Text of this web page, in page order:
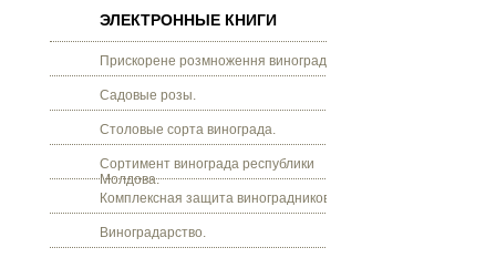
ЭЛЕКТРОННЫЕ КНИГИ
Прискорене розмноження винограду.
Садовые розы.
Столовые сорта винограда.
Сортимент винограда республики
Молдова.
Комплексная защита виноградников.
Виноградарство.